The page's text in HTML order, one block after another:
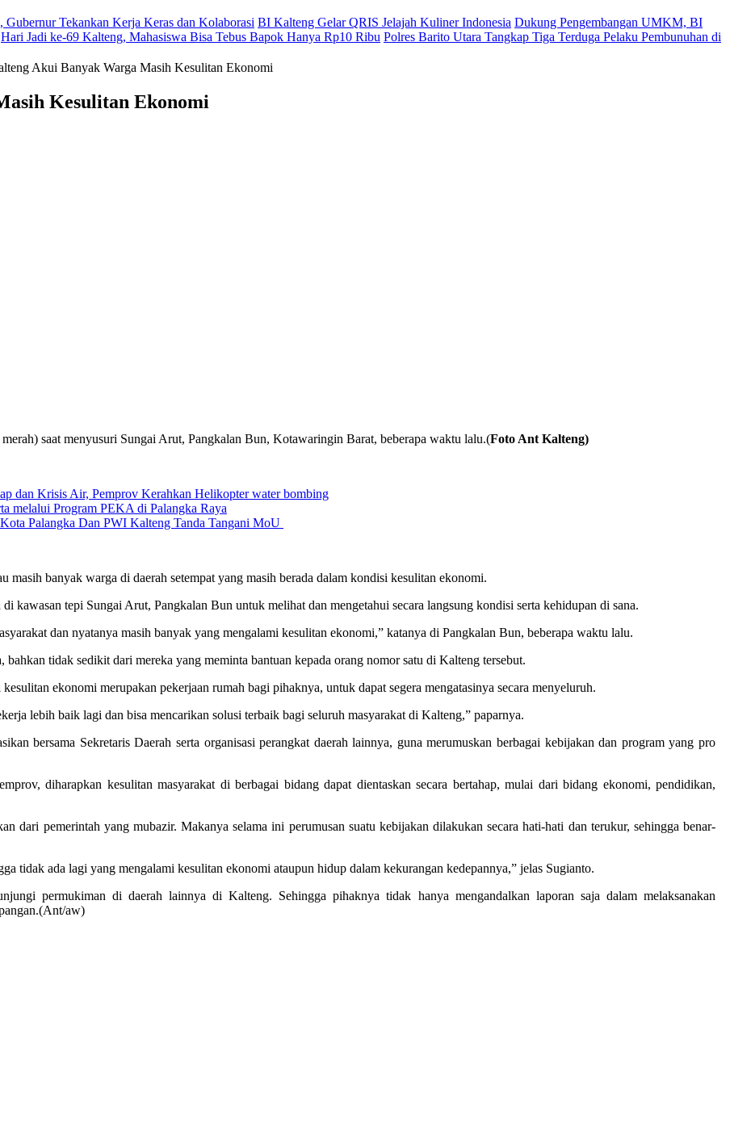
Tekankan Kerja Keras dan Kolaborasi BI Kalteng Gelar QRIS Jelajah Kuliner Indonesia Dukung Pengembangan UMKM, BI
Hari Jadi ke-69 Kalteng, Mahasiswa Bisa Tebus Bapok Hanya Rp10 Ribu Polres Barito Utara Tangkap Tiga Terduga Pelaku Pembunuhan di
Akui Banyak Warga Masih Kesulitan Ekonomi
Kesulitan Ekonomi
saat menyusuri Sungai Arut, Pangkalan Bun, Kotawaringin Barat, beberapa waktu lalu.(Foto Ant Kalteng)
dan Krisis Air, Pemprov Kerahkan Helikopter water bombing
melalui Program PEKA di Palangka Raya
Palangka Dan PWI Kalteng Tanda Tangani MoU
banyak warga di daerah setempat yang masih berada dalam kondisi kesulitan ekonomi.
kawasan tepi Sungai Arut, Pangkalan Bun untuk melihat dan mengetahui secara langsung kondisi serta kehidupan di sana.
dan nyatanya masih banyak yang mengalami kesulitan ekonomi,” katanya di Pangkalan Bun, beberapa waktu lalu.
tidak sedikit dari mereka yang meminta bantuan kepada orang nomor satu di Kalteng tersebut.
ekonomi merupakan pekerjaan rumah bagi pihaknya, untuk dapat segera mengatasinya secara menyeluruh.
lebih baik lagi dan bisa mencarikan solusi terbaik bagi seluruh masyarakat di Kalteng,” paparnya.
bersama Sekretaris Daerah serta organisasi perangkat daerah lainnya, guna merumuskan berbagai kebijakan dan program yang pro
diharapkan kesulitan masyarakat di berbagai bidang dapat dientaskan secara bertahap, mulai dari bidang ekonomi, pendidikan,
dari pemerintah yang mubazir. Makanya selama ini perumusan suatu kebijakan dilakukan secara hati-hati dan terukur, sehingga benar-
tidak ada lagi yang mengalami kesulitan ekonomi ataupun hidup dalam kekurangan kedepannya,” jelas Sugianto.
permukiman di daerah lainnya di Kalteng. Sehingga pihaknya tidak hanya mengandalkan laporan saja dalam melaksanakan
aw)